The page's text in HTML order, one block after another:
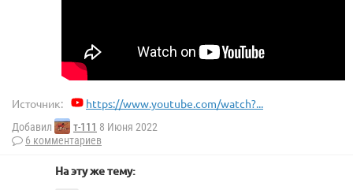
Источник: https://www.youtube.com/watch?...
Добавил т-111 8 Июня 2022
6 комментариев
На эту же тему: